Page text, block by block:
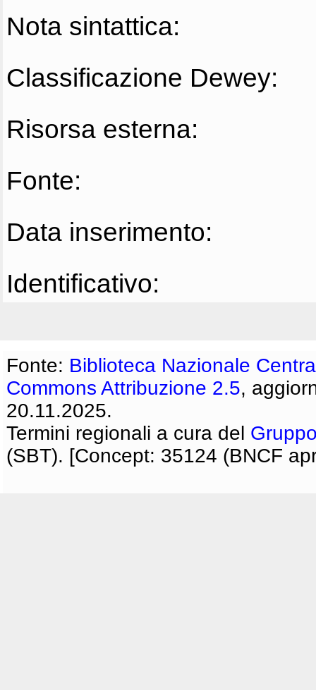
Nota sintattica:
Classificazione Dewey:
Risorsa esterna:
Fonte:
Data inserimento:
Identificativo:
Fonte: Biblioteca Nazionale
Commons Attribuzione 2.5,
20.11.2025.
Termini regionali a cura del
(SBT). [Concept: 35124 (BNCF